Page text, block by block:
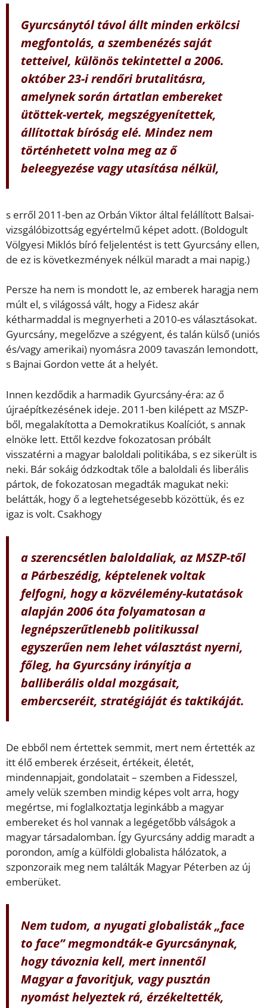
Gyurcsánytól távol állt minden erkölcsi
megfontolás, a szembenézés saját
tetteivel, különös tekintettel a 2006.
október 23-i rendőri brutalitásra,
amelynek során ártatlan embereket
ütöttek-vertek, megszégyenítettek,
állítottak bíróság elé. Mindez nem
történhetett volna meg az ő
beleegyezése vagy utasítása nélkül,
s erről 2011-ben az Orbán Viktor által felállított Balsai-
vizsgálóbizottság egyértelmű képet adott. (Boldogult
Völgyesi Miklós bíró feljelentést is tett Gyurcsány ellen,
de ez is következmények nélkül maradt a mai napig.)
Persze ha nem is mondott le, az emberek haragja nem
múlt el, s világossá vált, hogy a Fidesz akár
kétharmaddal is megnyerheti a 2010-es választásokat.
Gyurcsány, megelőzve a szégyent, és talán külső (uniós
és/vagy amerikai) nyomásra 2009 tavaszán lemondott,
s Bajnai Gordon vette át a helyét.
Innen kezdődik a harmadik Gyurcsány-éra: az ő
újraépítkezésének ideje. 2011-ben kilépett az MSZP-
ből, megalakította a Demokratikus Koalíciót, s annak
elnöke lett. Ettől kezdve fokozatosan próbált
visszatérni a magyar baloldali politikába, s ez sikerült is
neki. Bár sokáig ódzkodtak tőle a baloldali és liberális
pártok, de fokozatosan megadták magukat neki:
belátták, hogy ő a legtehetségesebb közöttük, és ez
igaz is volt. Csakhogy
a szerencsétlen baloldaliak, az MSZP-től
a Párbeszédig, képtelenek voltak
felfogni, hogy a közvélemény-kutatások
alapján 2006 óta folyamatosan a
legnépszerűtlenebb politikussal
egyszerűen nem lehet választást nyerni,
főleg, ha Gyurcsány irányítja a
balliberális oldal mozgásait,
embercseréit, stratégiáját és taktikáját.
De ebből nem értettek semmit, mert nem értették az
itt élő emberek érzéseit, értékeit, életét,
mindennapjait, gondolatait – szemben a Fidesszel,
amely velük szemben mindig képes volt arra, hogy
megértse, mi foglalkoztatja leginkább a magyar
embereket és hol vannak a legégetőbb válságok a
magyar társadalomban. Így Gyurcsány addig maradt a
porondon, amíg a külföldi globalista hálózatok, a
szponzoraik meg nem találták Magyar Péterben az új
emberüket.
Nem tudom, a nyugati globalisták „face
to face” megmondták-e Gyurcsánynak,
hogy távoznia kell, mert innentől
Magyar a favoritjuk, vagy pusztán
nyomást helyeztek rá, érzékeltették,